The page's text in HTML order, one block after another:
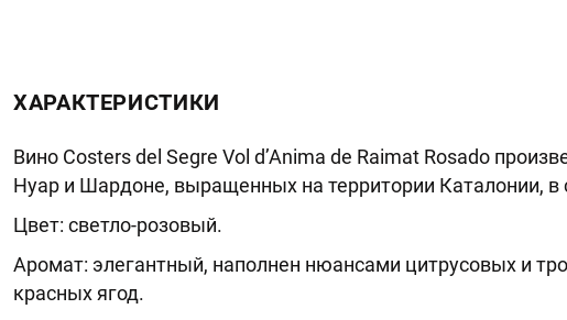
ХАРАКТЕРИСТИКИ
Вино Costers del Segre Vol d’Anima de Raimat Rosado
Нуар и Шардоне, выращенных на территории Каталонии, в
Цвет: светло-розовый.
Аромат: элегантный, наполнен нюансами цитрусовых и
красных ягод.